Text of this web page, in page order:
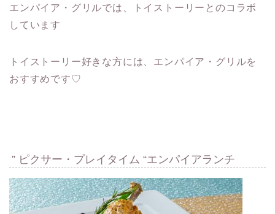
エンパイア・グリルでは、トイストーリーとのコラボ
しています
トイストーリー好きな方には、エンパイア・グリルを
おすすめです♡
” ピクサー・プレイタイム “エンパイアランチ